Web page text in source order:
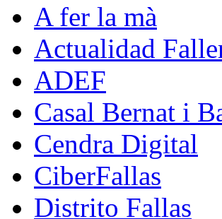
A fer la mà
Actualidad
ADEF
Casal Bernat i
Cendra Digital
CiberFallas
Distrito Fallas